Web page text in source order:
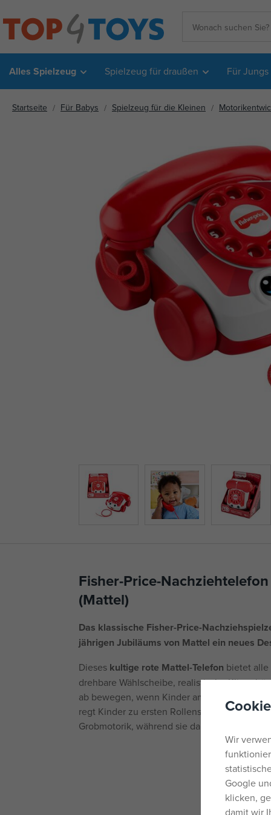
Alles Spielzeug Spielzeug für draußen Für Jungs
Startseite Für Babys Spielzeug für die Kleinen
Fisher-Price-
(Mattel)
Das klassische Fisher-Price-
jährigen Jubiläums von Mattel ein neues
Dieses kultige rote Mattel-Telefon bietet
drehbare Wählscheibe, realistische
ab bewegen, wenn Kinder am Telefon
regt Kinder zu ersten Rollenspielen an und
Grobmotorik, während sie damit
Wir
Google
klicken,
damit wir